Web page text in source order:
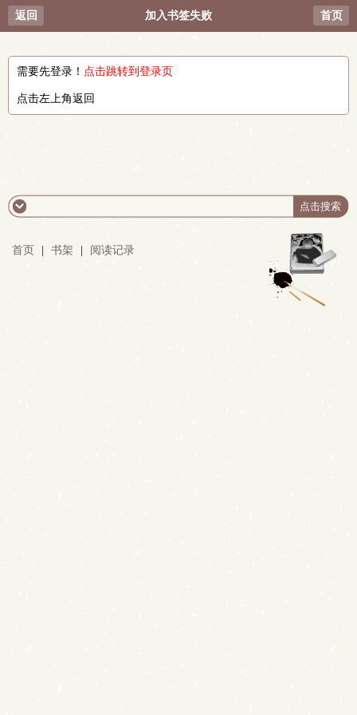
返回 加入书签失败 首页
需要先登录！ 点击跳转到登录页
点击左上角返回
首页 书架 阅读记录